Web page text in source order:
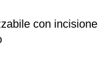
con incisione